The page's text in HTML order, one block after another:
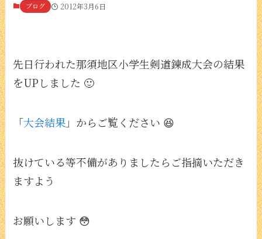
ブログ 2012年3月6日
先日行われた那須地区小学生剣道錬成大会の結果
をUPしました 🙂
「大会結果」からご覧ください 😆
抜けている等不備がありましたらご指摘いただき
ますよう
お願いします 😳